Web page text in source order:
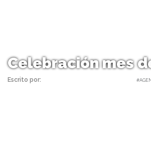
Celebración mes
Escrito por: